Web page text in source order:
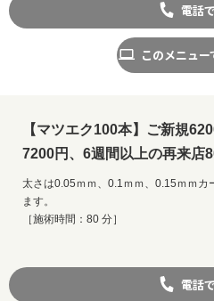
電話
このメニュ
【マツエク100本】ご新規
7200円、6週間以上の再来店
太さは0.05ｍｍ、0.1ｍｍ、0.15ｍｍ
ます。
［施術時間：80 分］
電話